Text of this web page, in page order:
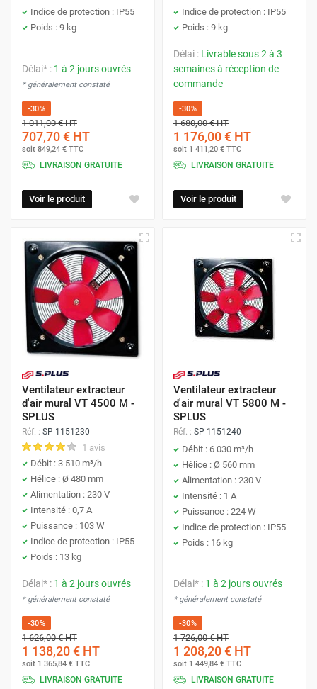
Indice de protection : IP55
Poids : 9 kg
Délai* : 1 à 2 jours ouvrés
* généralement constaté
-30%
1 011,00 €HT
707,70 € HT
soit 849,24 € TTC
LIVRAISON GRATUITE
Voir le produit
Indice de protection : IP55
Poids : 9 kg
Délai : Livrable sous 2 à 3
semaines à réception de
commande
-30%
1 680,00 €HT
1 176,00 € HT
soit 1 411,20 € TTC
LIVRAISON GRATUITE
Voir le produit
Ventilateur extracteur
d'air mural VT 4500 M -
SPLUS
Réf. : SP 1151230
1 avis
Débit : 3 510 m³/h
Hélice : Ø 480 mm
Alimentation : 230 V
Intensité : 0,7 A
Puissance : 103 W
Indice de protection : IP55
Poids : 13 kg
Délai* : 1 à 2 jours ouvrés
* généralement constaté
-30%
1 626,00 €HT
1 138,20 € HT
soit 1 365,84 € TTC
LIVRAISON GRATUITE
Ventilateur extracteur
d'air mural VT 5800 M -
SPLUS
Réf. : SP 1151240
Débit : 6 030 m³/h
Hélice : Ø 560 mm
Alimentation : 230 V
Intensité : 1 A
Puissance : 224 W
Indice de protection : IP55
Poids : 16 kg
Délai* : 1 à 2 jours ouvrés
* généralement constaté
-30%
1 726,00 €HT
1 208,20 € HT
soit 1 449,84 € TTC
LIVRAISON GRATUITE